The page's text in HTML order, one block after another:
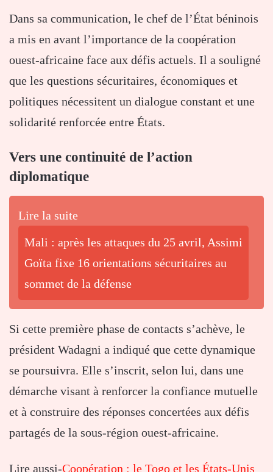
Dans sa communication, le chef de l’État béninois
a mis en avant l’importance de la coopération
ouest-africaine face aux défis actuels. Il a souligné
que les questions sécuritaires, économiques et
politiques nécessitent un dialogue constant et une
solidarité renforcée entre États.
Vers une continuité de l’action
diplomatique
Lire la suite
Mali : après les attaques du 25 avril, Assimi
Goïta fixe 16 orientations sécuritaires au
sommet de la défense
Si cette première phase de contacts s’achève, le
président Wadagni a indiqué que cette dynamique
se poursuivra. Elle s’inscrit, selon lui, dans une
démarche visant à renforcer la confiance mutuelle
et à construire des réponses concertées aux défis
partagés de la sous-région ouest-africaine.
Lire aussi-Coopération : le Togo et les États-Unis